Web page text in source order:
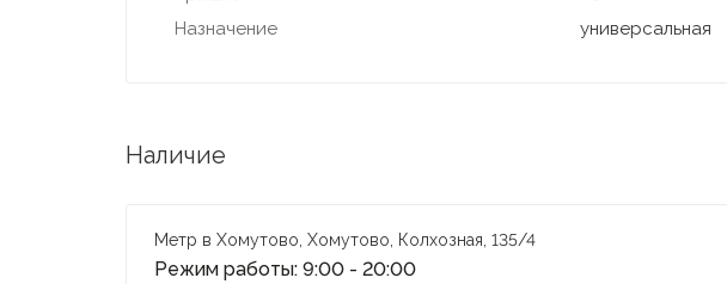
Назначение
универсальная
Наличие
Метр в Хомутово, Хомутово, Колхозная, 135/4
Режим работы: 9:00 - 20:00